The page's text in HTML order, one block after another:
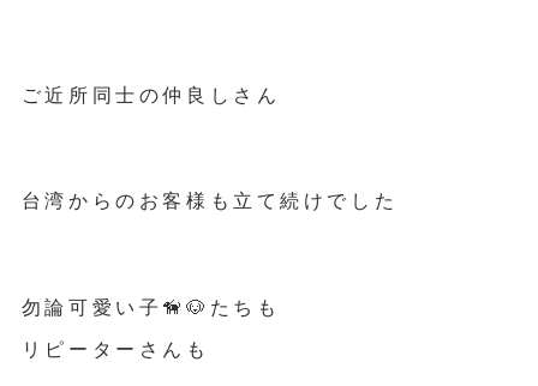
ご近所同士の仲良しさん
台湾からのお客様も立て続けでした
勿論可愛い子🦮🐶たちも
リピーターさんも